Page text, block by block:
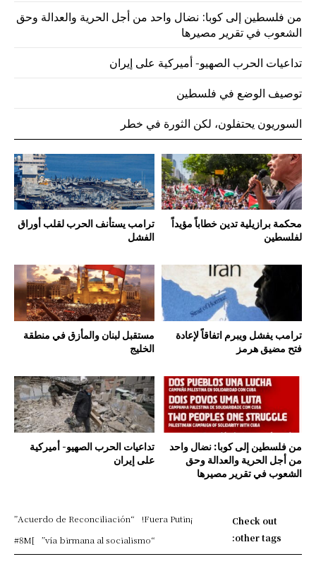
محكمة برازيلية تدين خطاباً مؤيداً
لفلسطين
ترامب يستأنف الحرب لقلب أوراق
الفشل
ترامب يفشل ويبرم اتفاقاً لإعادة
فتح مضيق هرمز
مستقبل لبنان والمأزق في منطقة
الخليج
من فلسطين إلى كوبا: نضال واحد
من أجل الحرية والعدالة وحق
الشعوب في تقرير مصيرها
تداعيات الحرب الصهيو- أميركية
على إيران
Check out
other tags:
¡Fuera Putin!
“Acuerdo de Reconciliación”
“vía birmana al socialismo”
]
#8M
من فلسطين إلى كوبا: نضال واحد من أجل الحرية والعدالة وحق
الشعوب في تقرير مصيرها
تداعيات الحرب الصهيو- أميركية على إيران
توصيف الوضع في فلسطين
السوريون يحتفلون، لكن الثورة في خطر